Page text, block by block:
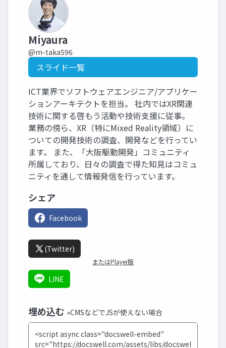
Miyaura
@m-taka596
スライド一覧
ICT業界でソフトウェアエンジニア/アプリケー
ションアーキテクトを担当。 社内ではXR関連
技術に関する啓もう活動や技術支援に従事。
業務の傍ら、XR（特にMixed Reality領域）に
ついての開発技術の調査、開発などを行ってい
ます。 また、「大阪駆動開発」コミュニティ
所属しており、日々の調査で得た知見はコミュ
ニティを通して情報発信を行っています。
シェア
Facebook
(Twitter)
またはPlayer版
LINE
埋め込む »CMSなどでJSが使えない場合